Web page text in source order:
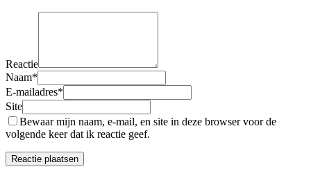
Reactie
Naam*
E-mailadres*
Site
Bewaar mijn naam, e-mail, en site in deze browser voor de
volgende keer dat ik reactie geef.